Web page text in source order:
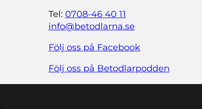
Tel: 0708-46 40 11
info@betodlarna.se
Följ oss på Facebook
Följ oss på Betodlarpodden